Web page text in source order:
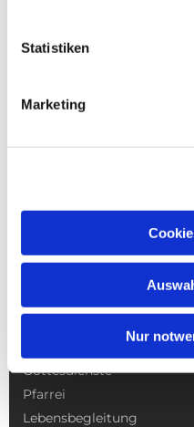
Statistiken
Marketing
Nur
Gottesdienste
Pfarrei
Lebensbegleitung